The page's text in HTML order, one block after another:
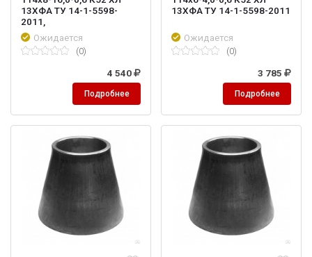
13ХФА ТУ 14-1-5598-
2011,
Ожидается
(0)
4 540
Подробнее
13ХФА ТУ 14-1-5598-2011
Ожидается
(0)
3 785
Подробнее